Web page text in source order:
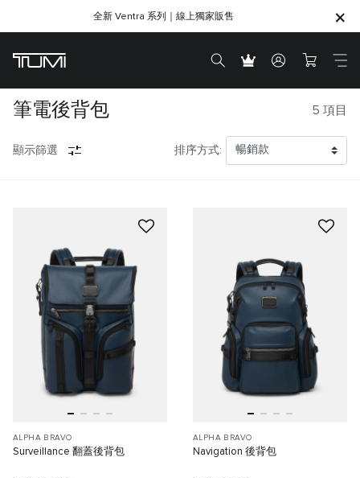
SHOP GIFTS
SHOP GIFTS
全新 Ventra 系列｜線上獨家販售
筆電後背包 5 項目
顯示篩選 排序方式:
ALPHA BRAVO
Surveillance 翻蓋後背包
ALPHA BRAVO
Navigation 後背包